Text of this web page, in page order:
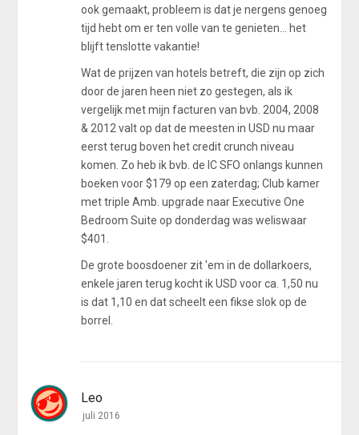
ook gemaakt, probleem is dat je nergens genoeg
tijd hebt om er ten volle van te genieten... het
blijft tenslotte vakantie!
Wat de prijzen van hotels betreft, die zijn op zich
door de jaren heen niet zo gestegen, als ik
vergelijk met mijn facturen van bvb. 2004, 2008
& 2012 valt op dat de meesten in USD nu maar
eerst terug boven het credit crunch niveau
komen. Zo heb ik bvb. de IC SFO onlangs kunnen
boeken voor $179 op een zaterdag; Club kamer
met triple Amb. upgrade naar Executive One
Bedroom Suite op donderdag was weliswaar
$401.
De grote boosdoener zit 'em in de dollarkoers,
enkele jaren terug kocht ik USD voor ca. 1,50 nu
is dat 1,10 en dat scheelt een fikse slok op de
borrel.
Leo
juli 2016